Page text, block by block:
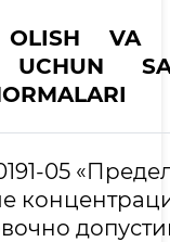
VA
UCHUN
05